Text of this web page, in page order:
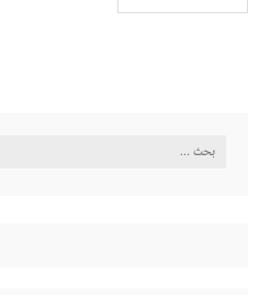
البحث